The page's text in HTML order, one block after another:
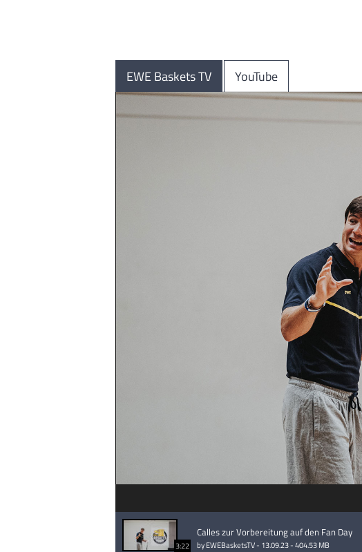
EWE Baskets TV YouTube
3:22
Calles zur Vorbereitung auf den Fan Day
by EWEBasketsTV - 13.09.23 - 404.53 MB